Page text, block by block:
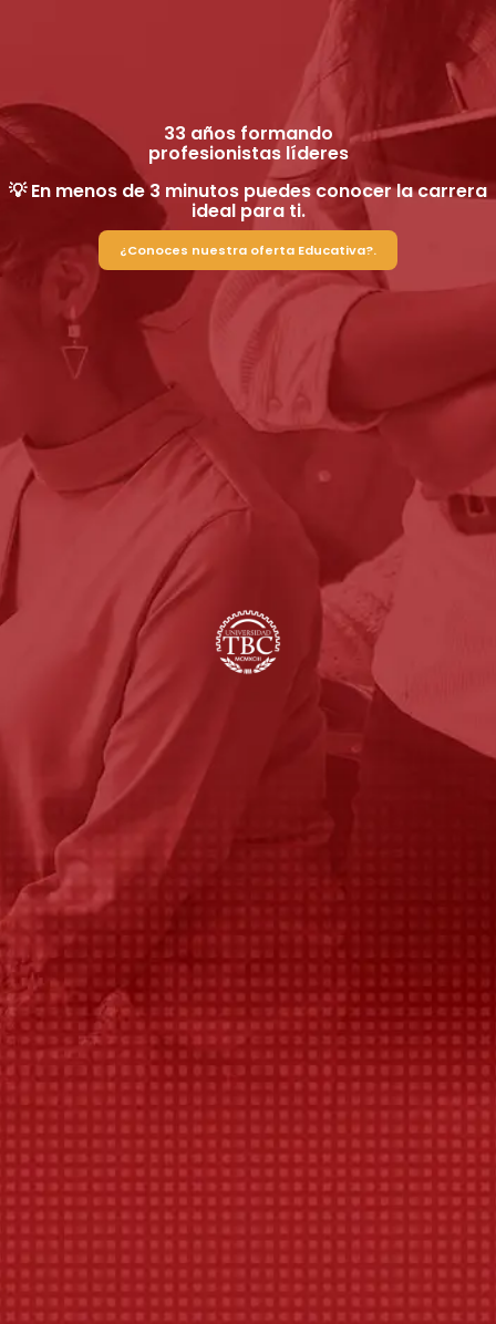
33 años formando
profesionistas líderes
💡 En menos de 3 minutos puedes conocer la carrera
ideal para ti.
¿Conoces nuestra oferta Educativa?.